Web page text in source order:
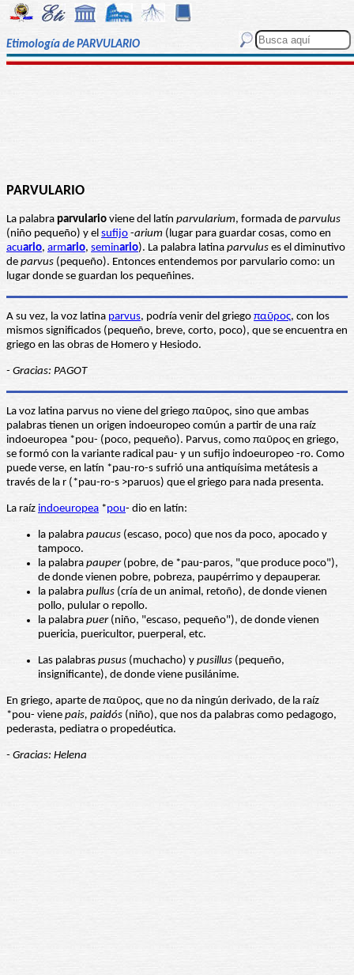
Etimología de PARVULARIO
PARVULARIO
La palabra parvulario viene del latín parvularium, formada de parvulus
(niño pequeño) y el sufijo -arium (lugar para guardar cosas, como en
acuario, armario, seminario). La palabra latina parvulus es el diminutivo
de parvus (pequeño). Entonces entendemos por parvulario como: un
lugar donde se guardan los pequeñines.
A su vez, la voz latina parvus, podría venir del griego παῦρος, con los
mismos significados (pequeño, breve, corto, poco), que se encuentra en
griego en las obras de Homero y Hesiodo.
- Gracias: PAGOT
La voz latina parvus no viene del griego παῦρος, sino que ambas
palabras tienen un origen indoeuropeo común a partir de una raíz
indoeuropea *pou- (poco, pequeño). Parvus, como παῦρος en griego,
se formó con la variante radical pau- y un sufijo indoeuropeo -ro. Como
puede verse, en latín *pau-ro-s sufrió una antiquísima metátesis a
través de la r (*pau-ro-s >paruos) que el griego para nada presenta.
La raíz indoeuropea *pou- dio en latín:
la palabra paucus (escaso, poco) que nos da poco, apocado y
tampoco.
la palabra pauper(pobre, de *pau-paros, "que produce poco"),
de donde vienen pobre, pobreza, paupérrimo y depauperar.
la palabra pullus (cría de un animal, retoño), de donde vienen
pollo, pulular o repollo.
la palabra puer(niño, "escaso, pequeño"), de donde vienen
puericia, puericultor, puerperal, etc.
Las palabras pusus (muchacho) y pusillus (pequeño,
insignificante), de donde viene pusilánime.
En griego, aparte de παῦρος, que no da ningún derivado, de la raíz
*pou- viene pais, paidós (niño), que nos da palabras como pedagogo,
pederasta, pediatra o propedéutica.
- Gracias: Helena